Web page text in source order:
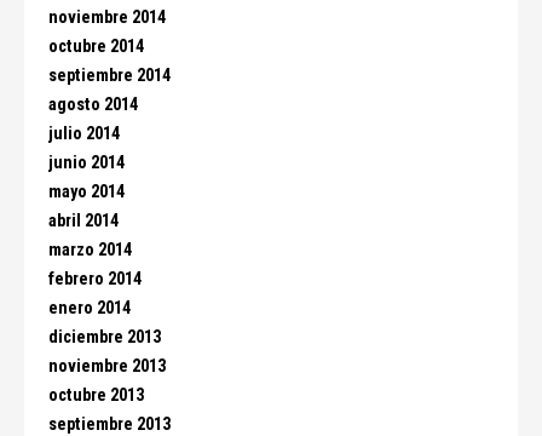
noviembre 2014
octubre 2014
septiembre 2014
agosto 2014
julio 2014
junio 2014
mayo 2014
abril 2014
marzo 2014
febrero 2014
enero 2014
diciembre 2013
noviembre 2013
octubre 2013
septiembre 2013